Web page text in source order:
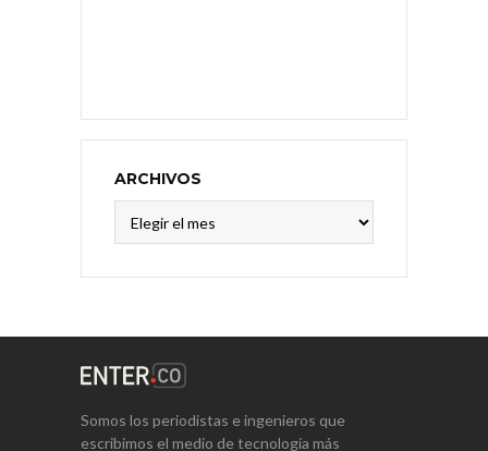
ARCHIVOS
Somos los periodistas e ingenieros que
escribimos el medio de tecnología más